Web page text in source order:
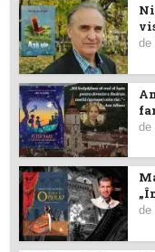
de
de
de